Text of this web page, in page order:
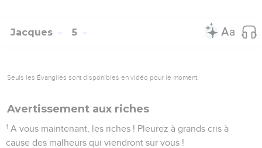
Jacques 5
Seuls les Évangiles sont disponibles en vidéo pour le moment.
Avertissement aux riches
1 A vous maintenant, les riches ! Pleurez à grands cris à
cause des malheurs qui viendront sur vous !